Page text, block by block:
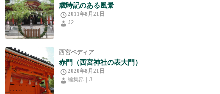
歳時記のある風景
2011年8月21日
J2
西宮ペディア
赤門（西宮神社の表大門）
2020年8月21日
編集部｜J